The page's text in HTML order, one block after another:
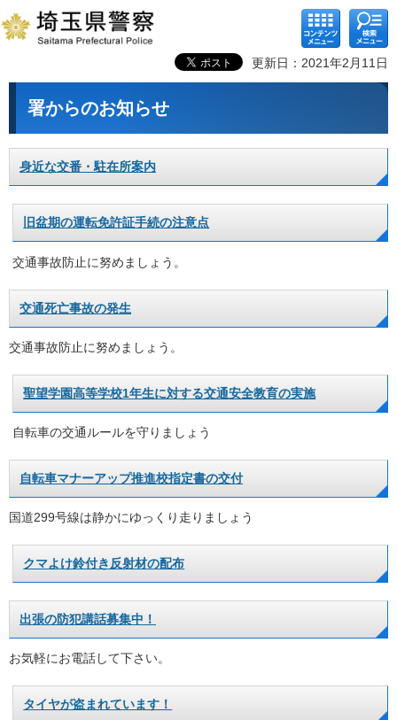
コンテ
ンツメ
ニュー
検索メ
ニュー
更新日：2021年2月11日
署からのお知らせ
身近な交番・駐在所案内
旧盆期の運転免許証手続の注意点
交通事故防止に努めましょう。
交通死亡事故の発生
交通事故防止に努めましょう。
聖望学園高等学校1年生に対する交通安全教育の実施
自転車の交通ルールを守りましょう
自転車マナーアップ推進校指定書の交付
国道299号線は静かにゆっくり走りましょう
クマよけ鈴付き反射材の配布
出張の防犯講話募集中！
お気軽にお電話して下さい。
タイヤが盗まれています！